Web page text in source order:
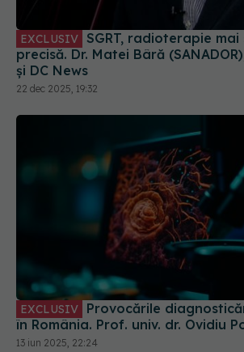
precisă. Dr. Matei Bâră
și DC News
22 dec 2025, 19:32
EXCLUSIV Provocările diagnosticării oncologice
în România. Prof. univ. dr. Ovidiu
13 iun 2025, 22:24